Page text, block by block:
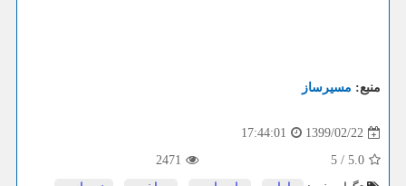
منبع: مسیرساز
1399/02/22
17:44:01
5.0
/
5
2471